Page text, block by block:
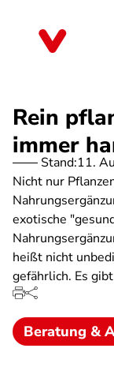
Rein
immer
Stand:11.
Nicht nur
exotische
heißt nicht
gefährlich. Es
Beratung &